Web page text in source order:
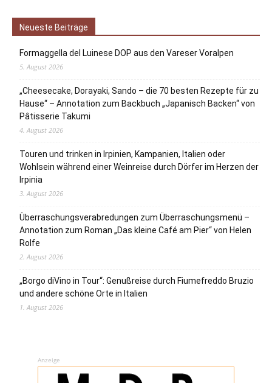
Neueste Beiträge
Formaggella del Luinese DOP aus den Vareser Voralpen
5. August 2026
„Cheesecake, Dorayaki, Sando – die 70 besten Rezepte für zu
Hause“ – Annotation zum Backbuch „Japanisch Backen“ von
Pâtisserie Takumi
4. August 2026
Touren und trinken in Irpinien, Kampanien, Italien oder
Wohlsein während einer Weinreise durch Dörfer im Herzen der
Irpinia
3. August 2026
Überraschungsverabredungen zum Überraschungsmenü –
Annotation zum Roman „Das kleine Café am Pier“ von Helen
Rolfe
2. August 2026
„Borgo diVino in Tour“: Genußreise durch Fiumefreddo Bruzio
und andere schöne Orte in Italien
1. August 2026
Anzeige